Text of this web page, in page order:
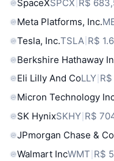
SpaceXSPCX R$
Meta Platforms, Inc.
Tesla, Inc.TSLA R$
Berkshire Hathaway
Eli Lilly And CoLLY
Micron Technology
SK HynixSKHY R$
JPmorgan Chase & Co
Walmart IncWMT R$